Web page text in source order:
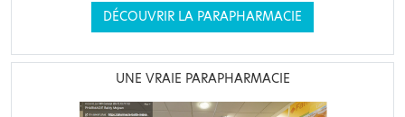
DÉCOUVRIR LA PARAPHARMACIE
UNE VRAIE PARAPHARMACIE